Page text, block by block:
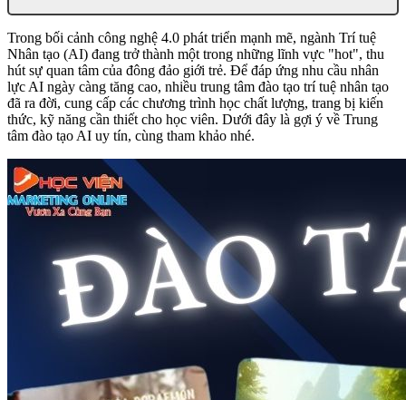
Trong bối cảnh công nghệ 4.0 phát triển mạnh mẽ, ngành Trí tuệ
Nhân tạo (AI) đang trở thành một trong những lĩnh vực "hot", thu
hút sự quan tâm của đông đảo giới trẻ. Để đáp ứng nhu cầu nhân
lực AI ngày càng tăng cao, nhiều trung tâm đào tạo trí tuệ nhân tạo
đã ra đời, cung cấp các chương trình học chất lượng, trang bị kiến
thức, kỹ năng cần thiết cho học viên. Dưới đây là gợi ý về Trung
tâm đào tạo AI uy tín, cùng tham khảo nhé.